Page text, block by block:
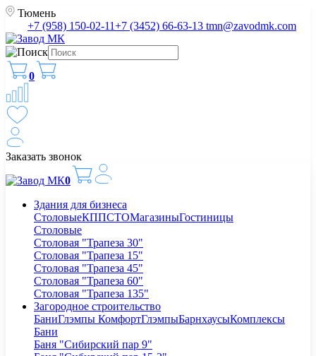
Тюмень
+7 (958) 150-02-11+7 (3452) 66-63-13 tmn@zavodmk.com
0
Заказать звонок
0
Здания для бизнеса
СтоловыеКППСТОМагазиныГостиницы
Столовые
Столовая "Трапеза 30"
Столовая "Трапеза 15"
Столовая "Трапеза 45"
Столовая "Трапеза 60"
Столовая "Трапеза 135"
Загородное строительство
БаниГлэмпы КомфортГлэмпыБарнхаусыКомплексы
Бани
Баня "Сибирский пар 9"